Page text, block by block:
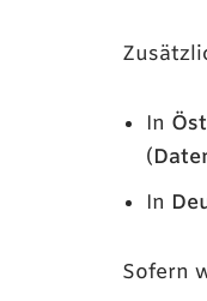
In
(
In
Sofern